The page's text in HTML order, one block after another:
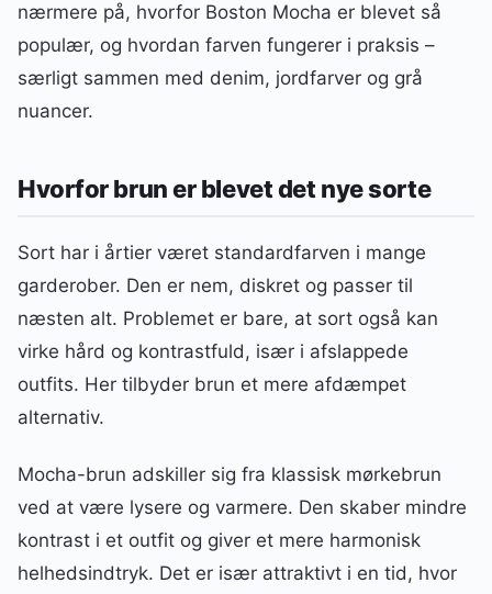
nærmere på, hvorfor Boston Mocha er blevet så
populær, og hvordan farven fungerer i praksis –
særligt sammen med denim, jordfarver og grå
nuancer.
Hvorfor brun er blevet det nye sorte
Sort har i årtier været standardfarven i mange
garderober. Den er nem, diskret og passer til
næsten alt. Problemet er bare, at sort også kan
virke hård og kontrastfuld, især i afslappede
outfits. Her tilbyder brun et mere afdæmpet
alternativ.
Mocha-brun adskiller sig fra klassisk mørkebrun
ved at være lysere og varmere. Den skaber mindre
kontrast i et outfit og giver et mere harmonisk
helhedsindtryk. Det er især attraktivt i en tid, hvor